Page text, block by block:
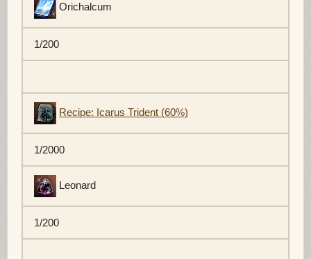
Orichalcum
1/200
Recipe: Icarus Trident (60%)
1/2000
Leonard
1/200